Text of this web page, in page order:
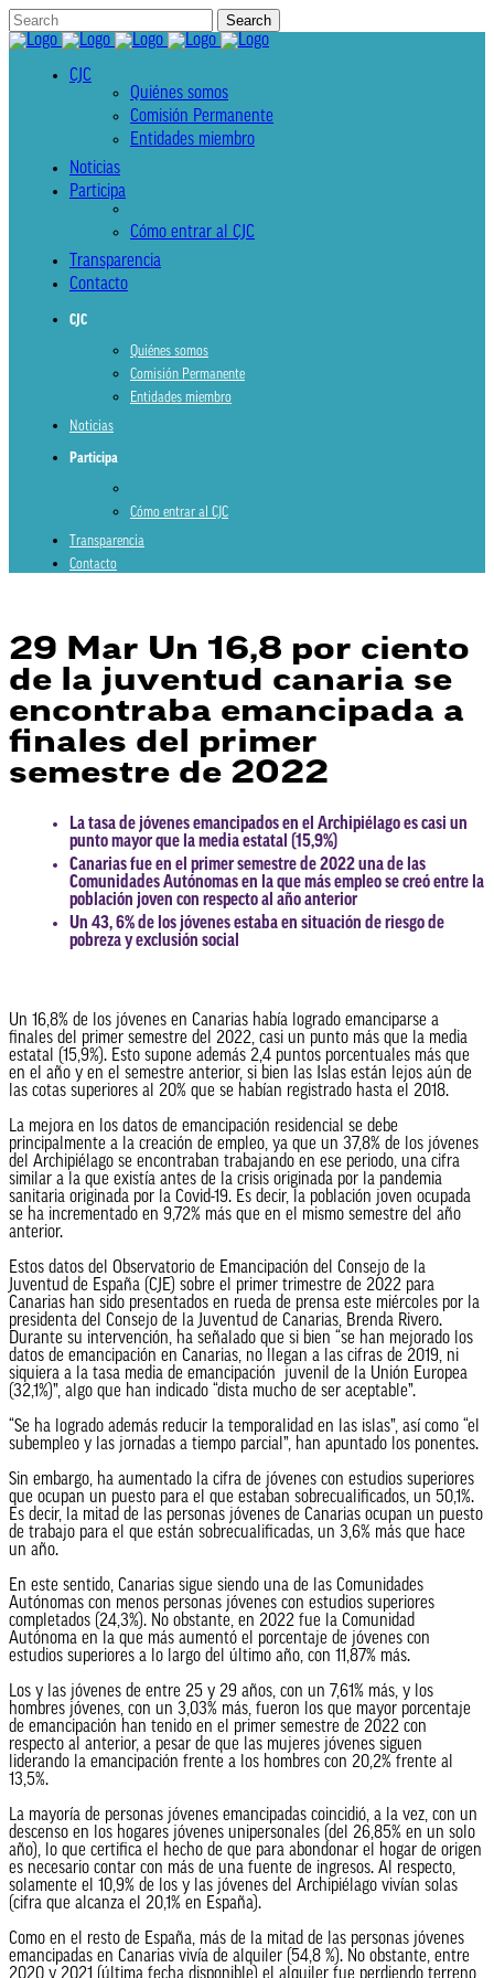
CJC
Quiénes somos
Comisión Permanente
Entidades miembro
Noticias
Participa
Cómo entrar al CJC
Transparencia
Contacto
CJC
Quiénes somos
Comisión Permanente
Entidades miembro
Noticias
Participa
Cómo entrar al CJC
Transparencia
Contacto
29 Mar Un 16,8 por ciento
de la juventud canaria se
encontraba emancipada a
finales del primer
semestre de 2022
La tasa de jóvenes emancipados en el Archipiélago es casi un
punto mayor que la media estatal (15,9%)
Canarias fue en el primer semestre de 2022 una de las
Comunidades Autónomas en la que más empleo se creó entre la
población joven con respecto al año anterior
Un 43, 6% de los jóvenes estaba en situación de riesgo de
pobreza y exclusión social
Un 16,8% de los jóvenes en Canarias había logrado emanciparse a
finales del primer semestre del 2022, casi un punto más que la media
estatal (15,9%). Esto supone además 2,4 puntos porcentuales más que
en el año y en el semestre anterior, si bien las Islas están lejos aún de
las cotas superiores al 20% que se habían registrado hasta el 2018.
La mejora en los datos de emancipación residencial se debe
principalmente a la creación de empleo, ya que un 37,8% de los jóvenes
del Archipiélago se encontraban trabajando en ese periodo, una cifra
similar a la que existía antes de la crisis originada por la pandemia
sanitaria originada por la Covid-19. Es decir, la población joven ocupada
se ha incrementado en 9,72% más que en el mismo semestre del año
anterior.
Estos datos del Observatorio de Emancipación del Consejo de la
Juventud de España (CJE) sobre el primer trimestre de 2022 para
Canarias han sido presentados en rueda de prensa este miércoles por la
presidenta del Consejo de la Juventud de Canarias, Brenda Rivero.
Durante su intervención, ha señalado que si bien “se han mejorado los
datos de emancipación en Canarias, no llegan a las cifras de 2019, ni
siquiera a la tasa media de emancipación juvenil de la Unión Europea
(32,1%)”, algo que han indicado “dista mucho de ser aceptable”.
“Se ha logrado además reducir la temporalidad en las islas”, así como “el
subempleo y las jornadas a tiempo parcial”, han apuntado los ponentes.
Sin embargo, ha aumentado la cifra de jóvenes con estudios superiores
que ocupan un puesto para el que estaban sobrecualificados, un 50,1%.
Es decir, la mitad de las personas jóvenes de Canarias ocupan un puesto
de trabajo para el que están sobrecualificadas, un 3,6% más que hace
un año.
En este sentido, Canarias sigue siendo una de las Comunidades
Autónomas con menos personas jóvenes con estudios superiores
completados (24,3%). No obstante, en 2022 fue la Comunidad
Autónoma en la que más aumentó el porcentaje de jóvenes con
estudios superiores a lo largo del último año, con 11,87% más.
Los y las jóvenes de entre 25 y 29 años, con un 7,61% más, y los
hombres jóvenes, con un 3,03% más, fueron los que mayor porcentaje
de emancipación han tenido en el primer semestre de 2022 con
respecto al anterior, a pesar de que las mujeres jóvenes siguen
liderando la emancipación frente a los hombres con 20,2% frente al
13,5%.
La mayoría de personas jóvenes emancipadas coincidió, a la vez, con un
descenso en los hogares jóvenes unipersonales (del 26,85% en un solo
año), lo que certifica el hecho de que para abondonar el hogar de origen
es necesario contar con más de una fuente de ingresos. Al respecto,
solamente el 10,9% de los y las jóvenes del Archipiélago vivían solas
(cifra que alcanza el 20,1% en España).
Como en el resto de España, más de la mitad de las personas jóvenes
emancipadas en Canarias vivía de alquiler (54,8 %). No obstante, entre